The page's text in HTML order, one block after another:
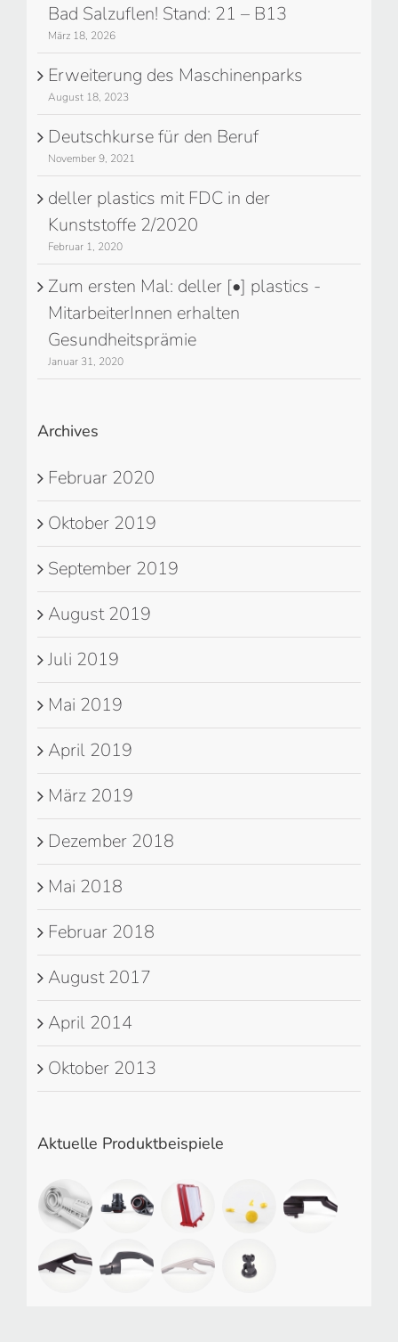
Bad Salzuflen! Stand: 21 – B13
März 18, 2026
Erweiterung des Maschinenparks
August 18, 2023
Deutschkurse für den Beruf
November 9, 2021
deller plastics mit FDC in der
Kunststoffe 2/2020
Februar 1, 2020
Zum ersten Mal: deller [•] plastics -
MitarbeiterInnen erhalten
Gesundheitsprämie
Januar 31, 2020
Archives
Februar 2020
Oktober 2019
September 2019
August 2019
Juli 2019
Mai 2019
April 2019
März 2019
Dezember 2018
Mai 2018
Februar 2018
August 2017
April 2014
Oktober 2013
Aktuelle Produktbeispiele